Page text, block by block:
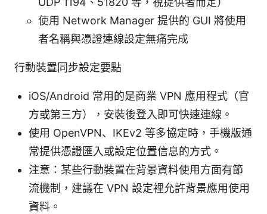
使用 Network Manager 提供的 GUI 將使用
者名稱與憑證連線設定無痛完成
行動裝置同步設定要點
iOS/Android 常用的是商業 VPN 應用程式（官
方或第三方），安裝後登入即可快速連線。
使用 OpenVPN、IKEv2 等多協定時，手機版通
常提供憑證匯入或設定位置信息的方式。
注意：某些行動裝置在背景資料使用方面有節
流機制，建議在 VPN 設定裡允許背景應用使用
資料。